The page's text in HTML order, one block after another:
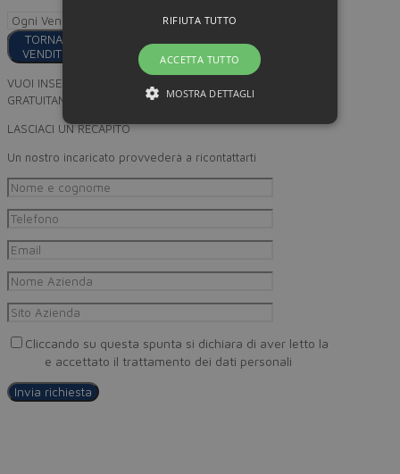
TORNA AI
VENDITORI
VUOI INSERIRE I TUOI PRODOTTI
GRATUITAMENTE SU MINORPREZZO?
LASCIACI UN RECAPITO
Un nostro incaricato provvederà a ricontattarti
Cliccando su questa spunta si dichiara di aver letto la
e accettato il trattamento dei dati personali
ACCETTA TUTTO
RIFIUTA TUTTO
MOSTRA DETTAGLI